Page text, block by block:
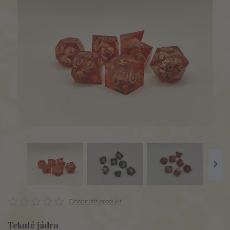
Ohodnotit produkt
Tekuté jádro